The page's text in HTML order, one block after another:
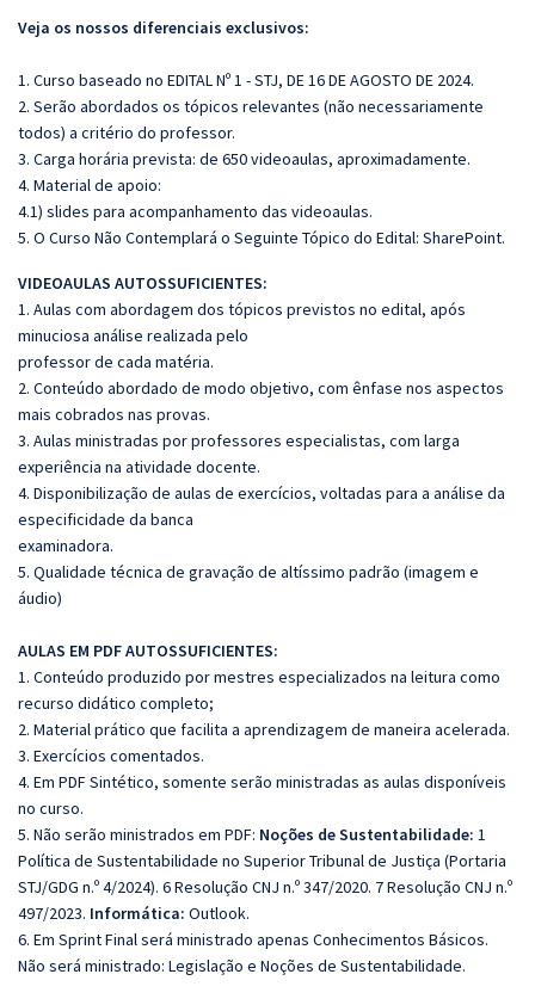
Veja os nossos diferenciais exclusivos:
1. Curso baseado no EDITAL Nº 1 - STJ, DE 16 DE AGOSTO DE 2024.
2. Serão abordados os tópicos relevantes (não necessariamente
todos) a critério do professor.
3. Carga horária prevista: de 650 videoaulas, aproximadamente.
4. Material de apoio:
4.1) slides para acompanhamento das videoaulas.
5. O Curso Não Contemplará o Seguinte Tópico do Edital: SharePoint.
VIDEOAULAS AUTOSSUFICIENTES:
1. Aulas com abordagem dos tópicos previstos no edital, após
minuciosa análise realizada pelo
professor de cada matéria.
2. Conteúdo abordado de modo objetivo, com ênfase nos aspectos
mais cobrados nas provas.
3. Aulas ministradas por professores especialistas, com larga
experiência na atividade docente.
4. Disponibilização de aulas de exercícios, voltadas para a análise da
especificidade da banca
examinadora.
5. Qualidade técnica de gravação de altíssimo padrão (imagem e
áudio)
AULAS EM PDF AUTOSSUFICIENTES:
1. Conteúdo produzido por mestres especializados na leitura como
recurso didático completo;
2. Material prático que facilita a aprendizagem de maneira acelerada.
3. Exercícios comentados.
4. Em PDF Sintético, somente serão ministradas as aulas disponíveis
no curso.
5. Não serão ministrados em PDF: Noções de Sustentabilidade: 1
Política de Sustentabilidade no Superior Tribunal de Justiça (Portaria
STJ/GDG n.º 4/2024). 6 Resolução CNJ n.º 347/2020. 7 Resolução CNJ n.º
497/2023. Informática: Outlook.
6. Em Sprint Final será ministrado apenas Conhecimentos Básicos.
Não será ministrado: Legislação e Noções de Sustentabilidade.